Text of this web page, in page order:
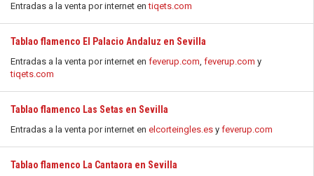
Entradas a la venta por internet entiqets.com
Tablao flamenco El Palacio Andaluz en Sevilla
Entradas a la venta por internet en feverup.com, feverup.com y
tiqets.com
Tablao flamenco Las Setas en Sevilla
Entradas a la venta por internet en elcorteingles.es y feverup.com
Tablao flamenco La Cantaora en Sevilla